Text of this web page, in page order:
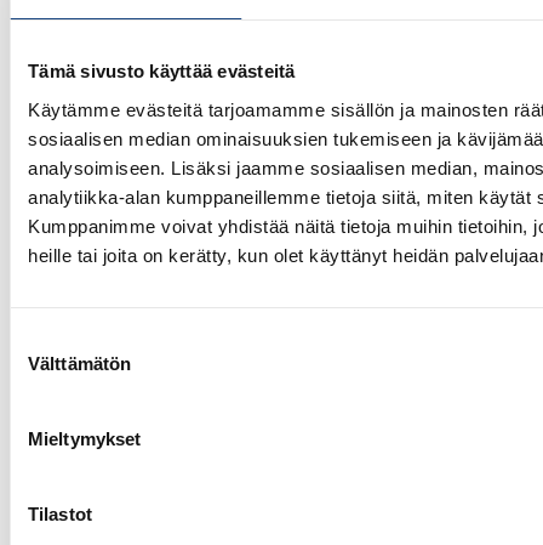
Tämä sivusto käyttää evästeitä
Käytämme evästeitä tarjoamamme sisällön ja mainosten
sosiaalisen median ominaisuuksien tukemiseen ja
analysoimiseen. Lisäksi jaamme sosiaalisen median,
analytiikka-alan kumppaneillemme tietoja siitä, miten käytät
Kumppanimme voivat yhdistää näitä tietoja muihin tietoihin,
heille tai joita on kerätty, kun olet käyttänyt heidän
valinta
Välttämätön
Mieltymykset
Tilastot
1.8.2026
huomionosoitus